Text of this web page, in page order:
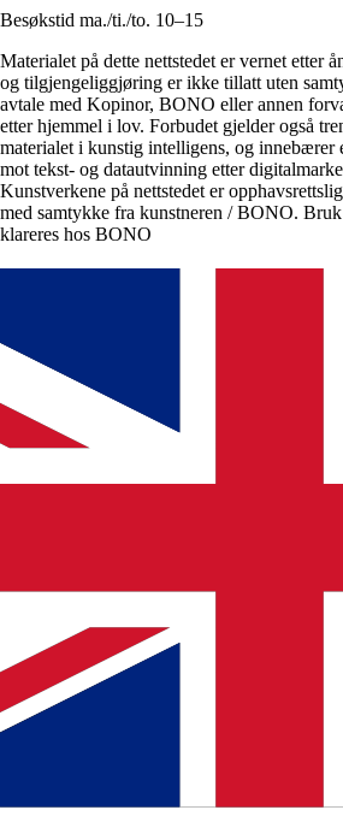
Besøkstid ma./ti./to. 10–15
Materialet på dette nettstedet er vernet etter
og tilgjengeliggjøring er ikke tillatt uten
avtale med Kopinor, BONO eller annen
etter hjemmel i lov. Forbudet gjelder også
materialet i kunstig intelligens, og
mot tekst- og datautvinning etter
Kunstverkene på nettstedet er
med samtykke fra kunstneren / BONO.
klareres hos BONO